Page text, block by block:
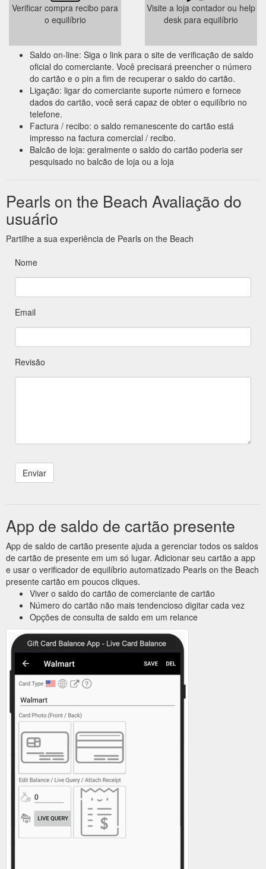
Verificar compra recibo para
o equilíbrio
Visite a loja contador ou help
desk para equilíbrio
Saldo on-line: Siga o link para o site de verificação de saldo
oficial do comerciante. Você precisará preencher o número
do cartão e o pin a fim de recuperar o saldo do cartão.
Ligação: ligar do comerciante suporte número e fornece
dados do cartão, você será capaz de obter o equilíbrio no
telefone.
Factura / recibo: o saldo remanescente do cartão está
impresso na factura comercial / recibo.
Balcão de loja: geralmente o saldo do cartão poderia ser
pesquisado no balcão de loja ou a loja
Pearls on the Beach Avaliação do
usuário
Partilhe a sua experiência de Pearls on the Beach
Nome
Email
Revisão
App de saldo de cartão presente
App de saldo de cartão presente ajuda a gerenciar todos os saldos
de cartão de presente em um só lugar. Adicionar seu cartão a app
e usar o verificador de equilíbrio automatizado Pearls on the Beach
presente cartão em poucos cliques.
Viver o saldo do cartão de comerciante de cartão
Número do cartão não mais tendencioso digitar cada vez
Opções de consulta de saldo em um relance